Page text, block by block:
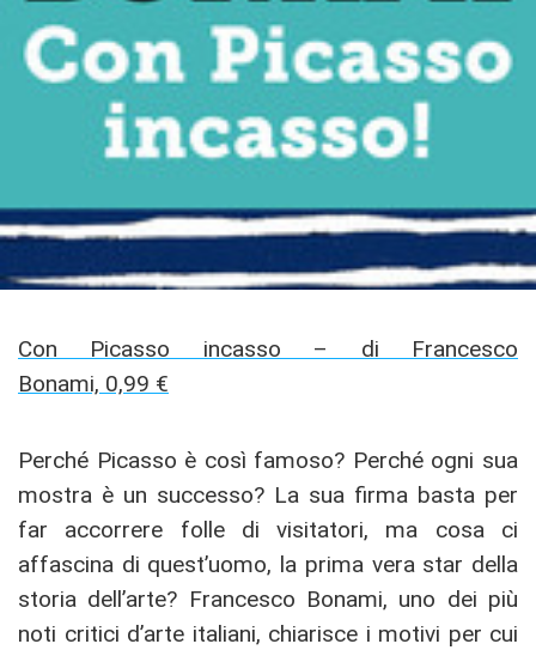
Con Picasso incasso – di Francesco
Bonami, 0,99 €
Perché Picasso è così famoso? Perché ogni sua
mostra è un successo? La sua firma basta per
far accorrere folle di visitatori, ma cosa ci
affascina di quest’uomo, la prima vera star della
storia dell’arte? Francesco Bonami, uno dei più
noti critici d’arte italiani, chiarisce i motivi per cui